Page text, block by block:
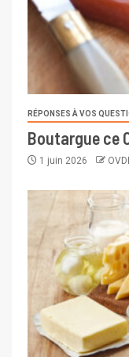
RÉPONSES À VOS
Boutargue ce
1 juin 2026